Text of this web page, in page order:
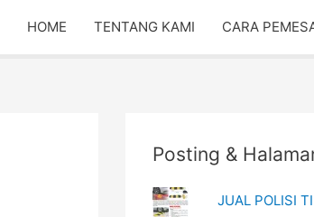
HOME TENTANG KAMI CARA
Posting &
JUAL POLISI